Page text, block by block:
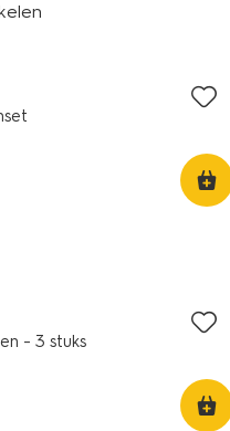
- 3 stuks